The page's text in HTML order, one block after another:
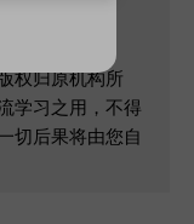
源更新详
权归原机构所
学习之用，不得
切后果将由您自